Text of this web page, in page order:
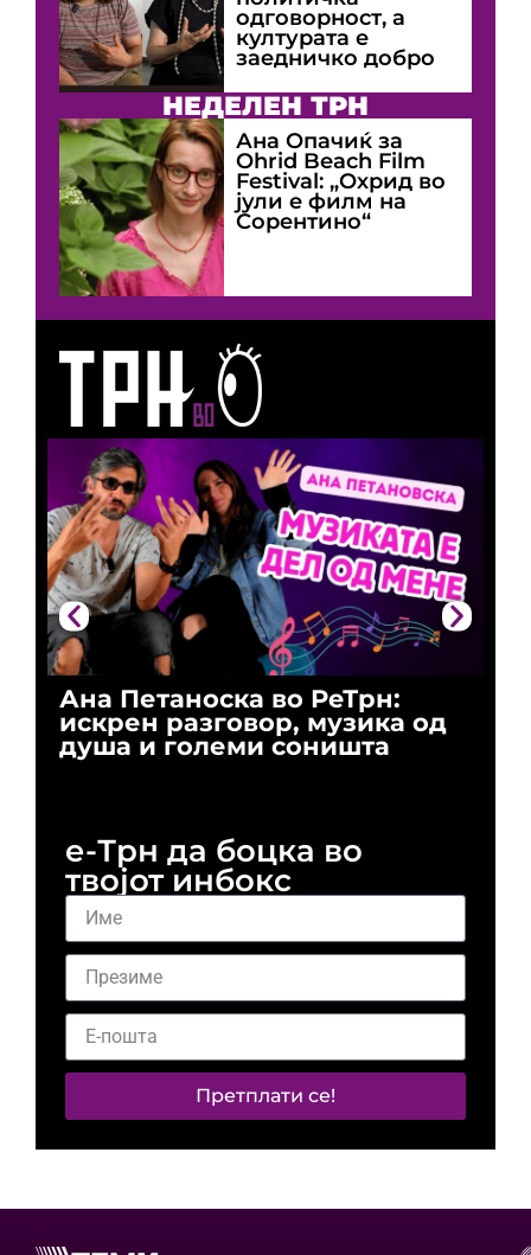
Ана Петаноска во РеТрн:
искрен разговор, музика од
душа и големи соништа
одговорност, а
културата е
заедничко добро
НЕДЕЛЕН ТРН
Ана Опачиќ за
Оhrid Beach Film
Festival: „Охрид во
јули е филм на
Сорентино“
е-Трн да боцка во
твојот инбокс
Претплати се!